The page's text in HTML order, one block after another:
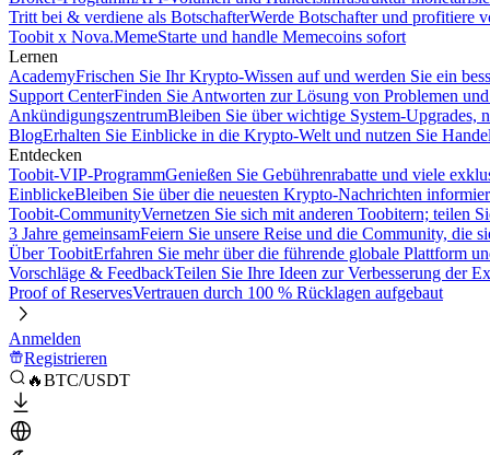
Tritt bei & verdiene als BotschafterWerde Botschafter und profitiere
Toobit x Nova.MemeStarte und handle Memecoins sofort
Lernen
AcademyFrischen Sie Ihr Krypto-Wissen auf und werden Sie ein
Support CenterFinden Sie Antworten zur Lösung von Problemen
AnkündigungszentrumBleiben Sie über wichtige System-Upgrades,
BlogErhalten Sie Einblicke in die Krypto-Welt und nutzen Sie
Entdecken
Toobit-VIP-ProgrammGenießen Sie Gebührenrabatte und viele
EinblickeBleiben Sie über die neuesten Krypto-Nachrichten
Toobit-CommunityVernetzen Sie sich mit anderen Toobitern; teilen
3 Jahre gemeinsamFeiern Sie unsere Reise und die Community, die
Über ToobitErfahren Sie mehr über die führende globale Plattform
Vorschläge & FeedbackTeilen Sie Ihre Ideen zur Verbesserung der
Proof of ReservesVertrauen durch 100 % Rücklagen aufgebaut
Anmelden
Registrieren
🔥BTC/USDT